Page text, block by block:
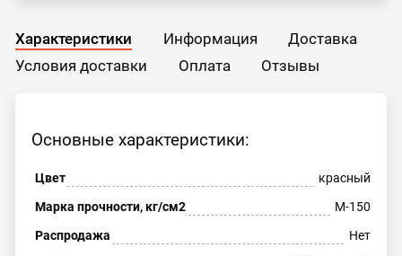
Характеристики Информация
Доставка
Условия доставки
Оплата Отзывы
Основные характеристики:
Цвет
красный
Марка прочности, кг/см2
М-150
Распродажа
Нет